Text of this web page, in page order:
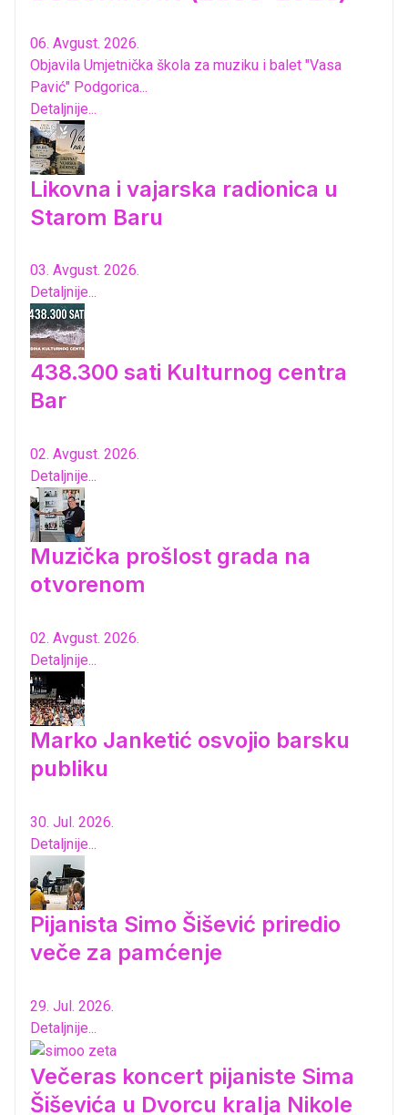
06. Avgust. 2026.
Objavila Umjetnička škola za muziku i balet "Vasa
Pavić" Podgorica...
Detaljnije...
Likovna i vajarska radionica u
Starom Baru
03. Avgust. 2026.
Detaljnije...
438.300 sati Kulturnog centra
Bar
02. Avgust. 2026.
Detaljnije...
Muzička prošlost grada na
otvorenom
02. Avgust. 2026.
Detaljnije...
Marko Janketić osvojio barsku
publiku
30. Jul. 2026.
Detaljnije...
Pijanista Simo Šišević priredio
veče za pamćenje
29. Jul. 2026.
Detaljnije...
Večeras koncert pijaniste Sima
Šiševića u Dvorcu kralja Nikole